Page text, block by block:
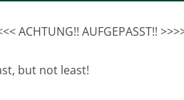
ACHTUNG!! AUFGEPASST!!
but not least!